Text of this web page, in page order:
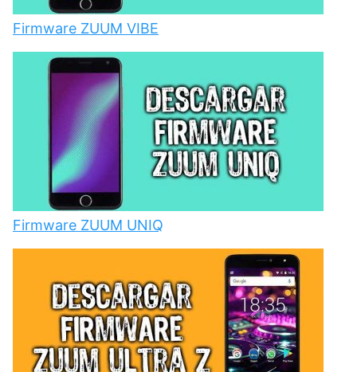
Firmware ZUUM VIBE
Firmware ZUUM UNIQ